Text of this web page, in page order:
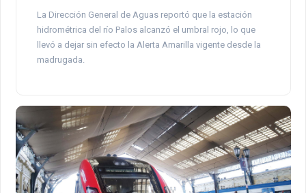
La Dirección General de Aguas reportó que la estación
hidrométrica del río Palos alcanzó el umbral rojo, lo que
llevó a dejar sin efecto la Alerta Amarilla vigente desde la
madrugada.